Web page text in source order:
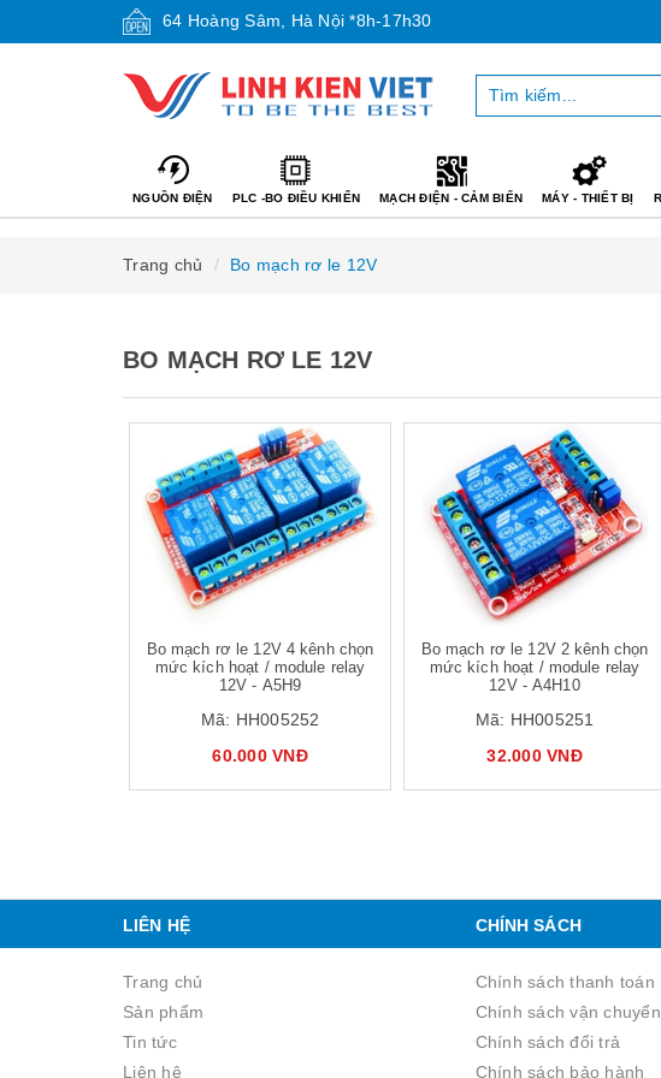
64 Hoàng Sâm, Hà Nội *8h-17h30
NGUỒN ĐIỆN PLC -BO ĐIỀU KHIỂN MẠCH ĐIỆN - CẢM BIẾN MÁY - THIẾT BỊ
Trang chủ Bo mạch rơ le 12V
BO MẠCH RƠ LE 12V
Bo mạch rơ le 12V 4 kênh chọn
mức kích hoạt / module relay
12V - A5H9
Mã: HH005252
60.000 VNĐ
Bo mạch rơ le 12V 2 kênh chọn
mức kích hoạt / module relay
12V - A4H10
Mã: HH005251
32.000 VNĐ
Mua hàng Mua hàng
LIÊN HỆ
Trang chủ
Sản phẩm
Tin tức
Liên hệ
CHÍNH SÁCH
Chính sách thanh toán
Chính sách vận chuyển
Chính sách đổi trả
Chính sách bảo hành